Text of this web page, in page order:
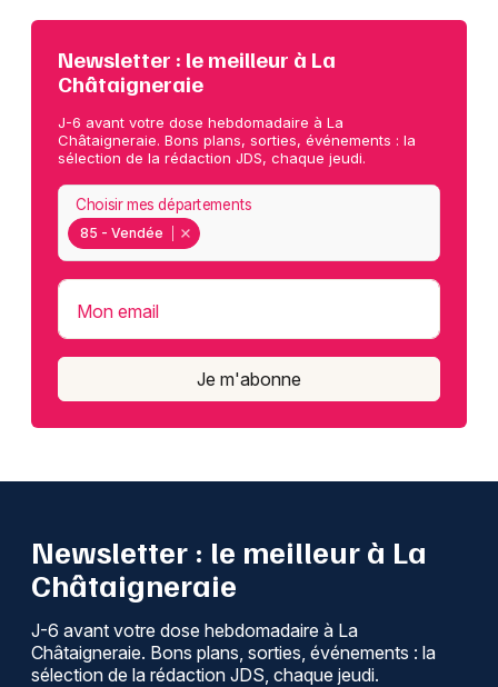
Newsletter : le meilleur à La
Châtaigneraie
J-6 avant votre dose hebdomadaire à La
Châtaigneraie. Bons plans, sorties, événements : la
sélection de la rédaction JDS, chaque jeudi.
85 - Vendée
Choisir mes départements
Mon email
Je m'abonne
Newsletter : le meilleur à La
Châtaigneraie
J-6 avant votre dose hebdomadaire à La
Châtaigneraie. Bons plans, sorties, événements : la
sélection de la rédaction JDS, chaque jeudi.